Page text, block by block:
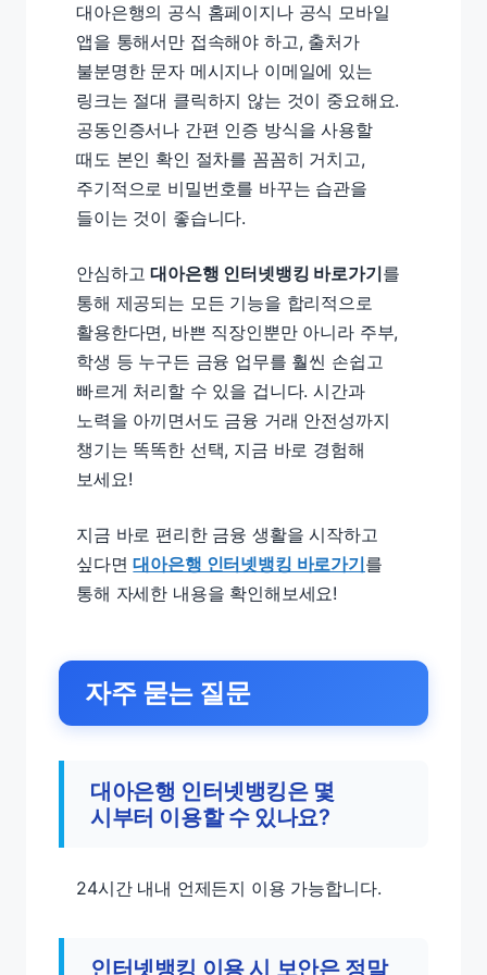
대아은행의 공식 홈페이지나 공식 모바일
앱을 통해서만 접속해야 하고, 출처가
불분명한 문자 메시지나 이메일에 있는
링크는 절대 클릭하지 않는 것이 중요해요.
공동인증서나 간편 인증 방식을 사용할
때도 본인 확인 절차를 꼼꼼히 거치고,
주기적으로 비밀번호를 바꾸는 습관을
들이는 것이 좋습니다.
안심하고대아은행 인터넷뱅킹 바로가기를
통해 제공되는 모든 기능을 합리적으로
활용한다면, 바쁜 직장인뿐만 아니라 주부,
학생 등 누구든 금융 업무를 훨씬 손쉽고
빠르게 처리할 수 있을 겁니다. 시간과
노력을 아끼면서도 금융 거래 안전성까지
챙기는 똑똑한 선택, 지금 바로 경험해
보세요!
지금 바로 편리한 금융 생활을 시작하고
싶다면대아은행 인터넷뱅킹 바로가기를
통해 자세한 내용을 확인해보세요!
자주 묻는 질문
대아은행 인터넷뱅킹은 몇
시부터 이용할 수 있나요?
24시간 내내 언제든지 이용 가능합니다.
인터넷뱅킹 이용 시 보안은 정말